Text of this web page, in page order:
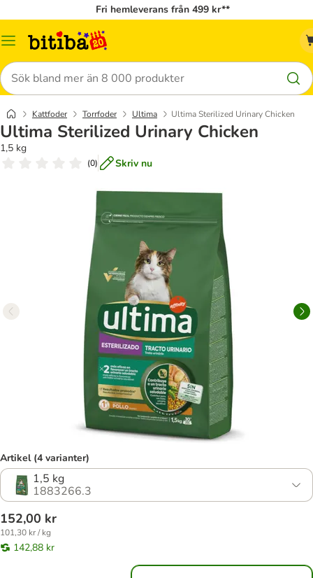
Fri hemleverans från 499 kr**
Meny
Sök
Kattfoder Torrfoder Ultima Ultima Sterilized Urinary Chicken
Ultima Sterilized Urinary Chicken
1,5 kg
(0) Skriv nu
Artikel (4 varianter)
1,5 kg
1883266.3
152,00 kr
101,30 kr / kg
142,88 kr